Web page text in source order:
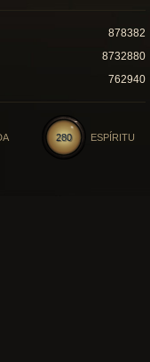
878382
8732880
762940
280 ESPÍRITU